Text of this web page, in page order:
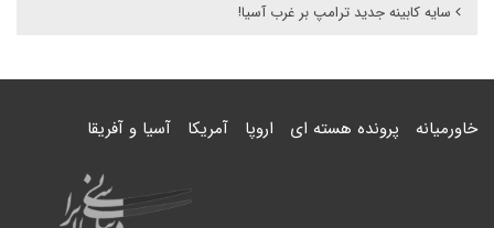
سایه کابینه جدید ترامپ بر غرب آسیا!
خاورمیانه پرونده هسته ای اروپا آمریکا آسیا و آفریقا